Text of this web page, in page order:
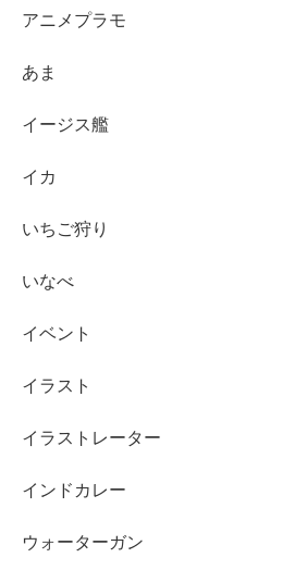
アニメプラモ
あま
イージス艦
イカ
いちご狩り
いなべ
イベント
イラスト
イラストレーター
インドカレー
ウォーターガン